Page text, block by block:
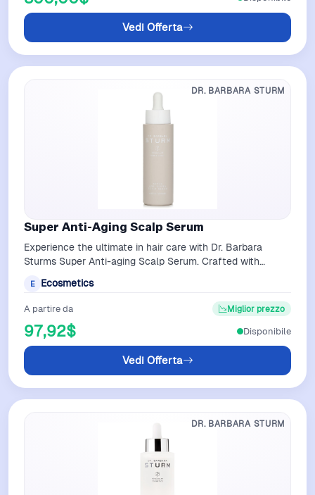
Vedi Offerta
DR. BARBARA STURM
Super Anti-Aging Scalp Serum
Experience the ultimate in hair care with Dr. Barbara
Sturms Super Anti-aging Scalp Serum. Crafted with
E Ecosmetics
A partire da
97,92$
Miglior prezzo
Vedi Offerta
Disponibile
DR. BARBARA STURM